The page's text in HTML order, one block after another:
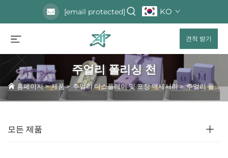
[email protected] KO
견적 받기
주얼리 폴리싱 천
홈페이지>제품> 주얼리 디스플레이 및 포장 액세서리>주얼리 폴리싱 천
모든 제품